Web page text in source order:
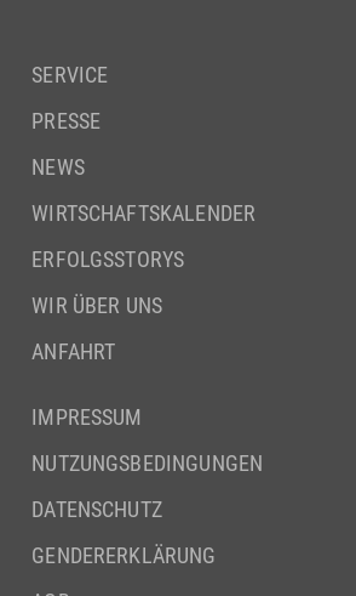
SERVICE
PRESSE
NEWS
WIRTSCHAFTSKALENDER
ERFOLGSSTORYS
WIR ÜBER UNS
ANFAHRT
IMPRESSUM
NUTZUNGSBEDINGUNGEN
DATENSCHUTZ
GENDERERKLÄRUNG